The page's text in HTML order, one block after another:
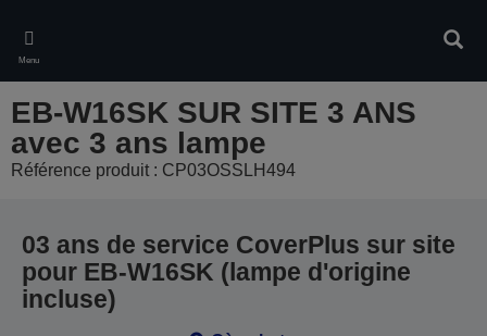
main
content
Menu
EB-W16SK SUR SITE 3 ANS
avec 3 ans lampe
Référence produit : CP03OSSLH494
03 ans de service CoverPlus sur site
pour EB-W16SK (lampe d'origine
incluse)